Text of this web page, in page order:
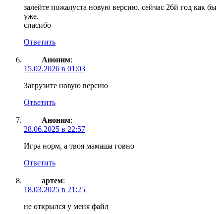
залейте пожалуста новую версию. сейчас 26й год как бы
уже.
спасибо
Ответить
Аноним:
15.02.2026 в 01:03
Загрузите новую версию
Ответить
Аноним:
28.06.2025 в 22:57
Игра норм, а твоя мамаша говно
Ответить
артем:
18.03.2025 в 21:25
не открылся у меня файл